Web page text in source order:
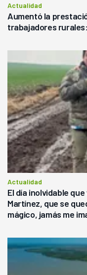
Actualidad
Aumentó la
trabajadores
Actualidad
El día inolvidable
Martínez, que se
mágico, jamás me